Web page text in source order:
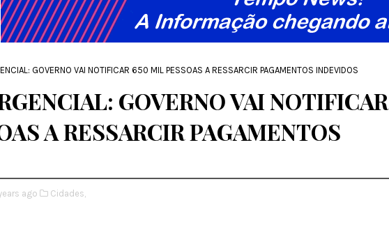
GOVERNO VAI NOTIFICAR 650 MIL PESSOAS A RESSARCIR PAGAMENTOS INDEVIDOS
GOVERNO VAI NOTIFICAR
A RESSARCIR PAGAMENTOS
ago Cidades,